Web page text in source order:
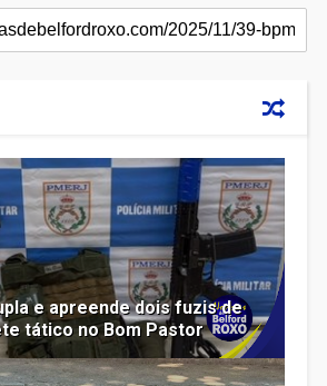
e apreende dois fuzis de
tático no Bom Pastor